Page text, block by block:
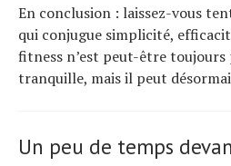
En conclusion : laissez-vous
qui conjugue simplicité,
fitness n’est peut-être toujours
tranquille, mais il peut
Un peu de temps